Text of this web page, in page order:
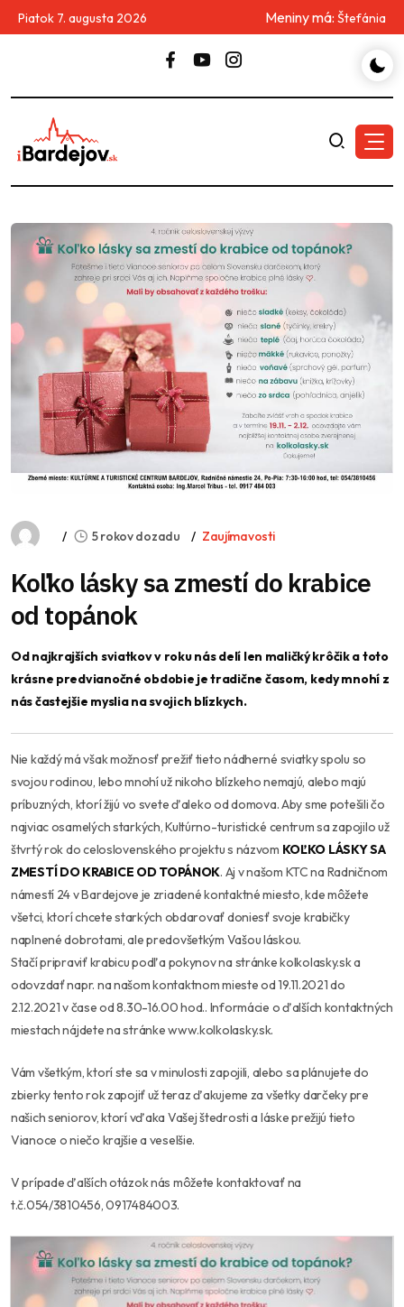
Piatok 7. augusta 2026 Meniny má: Štefánia
5 rokov dozadu Zaujímavosti
Koľko lásky sa zmestí do krabice
od topánok
Od najkrajších sviatkov v roku nás delí len maličký krôčik a toto
krásne predvianočné obdobie je tradične časom, kedy mnohí z
nás častejšie myslia na svojich blízkych.
Nie každý má však možnosť prežiť tieto nádherné sviatky spolu so
svojou rodinou, lebo mnohí už nikoho blízkeho nemajú, alebo majú
príbuzných, ktorí žijú vo svete ďaleko od domova. Aby sme potešili čo
najviac osamelých starkých, Kultúrno-turistické centrum sa zapojilo už
štvrtý rok do celoslovenského projektu s názvom KOĽKO LÁSKY SA
ZMESTÍ DO KRABICE OD TOPÁNOK. Aj v našom KTC na Radničnom
námestí 24 v Bardejove je zriadené kontaktné miesto, kde môžete
všetci, ktorí chcete starkých obdarovať doniesť svoje krabičky
naplnené dobrotami, ale predovšetkým Vašou láskou.
Stačí pripraviť krabicu podľa pokynov na stránke kolkolasky.sk a
odovzdať napr. na našom kontaktnom mieste od 19.11.2021 do
2.12.2021 v čase od 8.30-16.00 hod.. Informácie o ďalších kontaktných
miestach nájdete na stránke www.kolkolasky.sk.
Vám všetkým, ktorí ste sa v minulosti zapojili, alebo sa plánujete do
zbierky tento rok zapojiť už teraz ďakujeme za všetky darčeky pre
našich seniorov, ktorí vďaka Vašej štedrosti a láske prežijú tieto
Vianoce o niečo krajšie a veselšie.
V prípade ďalších otázok nás môžete kontaktovať na
t.č.054/3810456, 0917484003.